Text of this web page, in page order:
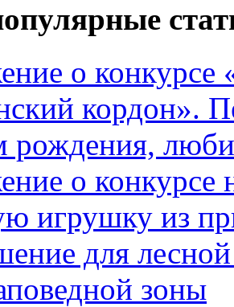
о конкурсе
кордон».
рождения,
о
игрушку из
для
зоны